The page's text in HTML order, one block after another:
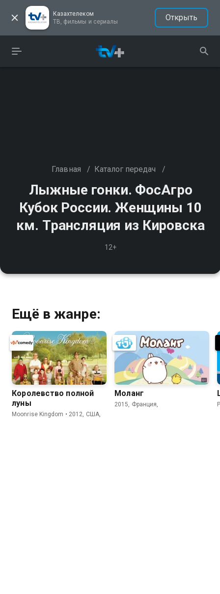
Казахтелеком
ТВ, фильмы и сериалы
Открыть
Главная / Каталог передач /
Лыжные гонки. ФосАгро
Кубок России. Женщины 10
км. Трансляция из Кировска
12+
Ещё в жанре:
Королевство полной
луны
Moonrise Kingdom • 2012, США,
Моланг
2015, Франция,